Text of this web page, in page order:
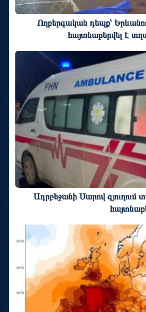
Ողբերգական դեպք՝
հայտնաբերվել է
Ադրբեջանի Սարով գյուղում